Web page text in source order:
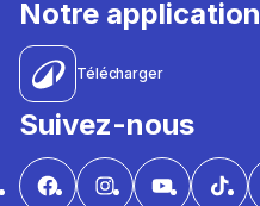
Notre application
Télécharger
Suivez-nous